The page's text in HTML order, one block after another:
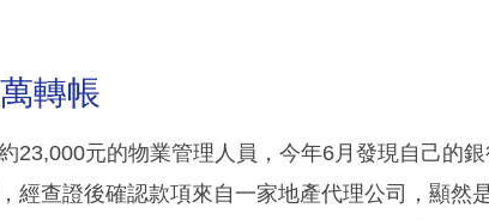
轉帳
23,000元的物業管理人員，今年6月發現自己的
經查證後確認款項來自一家地產代理公司，顯然